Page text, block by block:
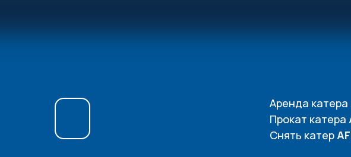
Аренда катера
Прокат катера
Снять катер